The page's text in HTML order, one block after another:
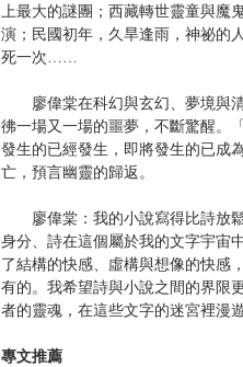
上最大的謎團；西藏轉世靈童與魔
演；民國初年，久旱逢雨，神祕的
死一次……
廖偉棠在科幻與玄幻、夢境與清
彿一場又一場的噩夢，不斷驚醒。
發生的已經發生，即將發生的已成
亡，預言幽靈的歸返。
廖偉棠：我的小說寫得比詩放鬆
身分、詩在這個屬於我的文字宇宙
了結構的快感、虛構與想像的快感
有的。我希望詩與小說之間的界限
者的靈魂，在這些文字的迷宮裡漫
專文推薦